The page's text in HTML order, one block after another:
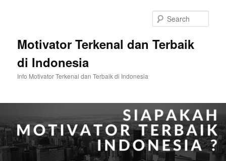
Motivator Terkenal dan Terbaik
di Indonesia
Info Motivator Terkenal dan Terbaik di Indonesia